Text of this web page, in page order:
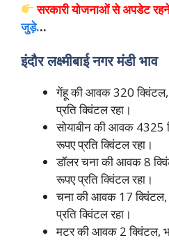
सरकारी योजनाओं से अपडेट
जुड़े...
इंदौर लक्ष्मीबाई नगर मंडी भाव
गेंहू की आवक 320
प्रति क्विंटल रहा।
सोयाबीन की आवक
रूपए प्रति क्विंटल रहा।
डॉलर चना की आवक 8
रूपए प्रति क्विंटल रहा।
चना की आवक 17
प्रति क्विंटल रहा।
मटर की आवक 2 क्विंटल,